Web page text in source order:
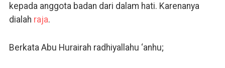
kepada anggota badan dari dalam hati. Karenanya
dialah raja.
Berkata Abu Hurairah radhiyallahu ‘anhu;